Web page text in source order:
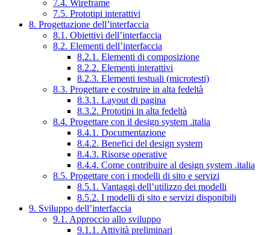
7.4. Wireframe
7.5. Prototipi interattivi
8. Progettazione dell’interfaccia
8.1. Obiettivi dell’interfaccia
8.2. Elementi dell’interfaccia
8.2.1. Elementi di composizione
8.2.2. Elementi interattivi
8.2.3. Elementi testuali (microtesti)
8.3. Progettare e costruire in alta fedeltà
8.3.1. Layout di pagina
8.3.2. Prototipi in alta fedeltà
8.4. Progettare con il design system .italia
8.4.1. Documentazione
8.4.2. Benefici del design system
8.4.3. Risorse operative
8.4.4. Come contribuire al design system .italia
8.5. Progettare con i modelli di sito e servizi
8.5.1. Vantaggi dell’utilizzo dei modelli
8.5.2. I modelli di sito e servizi disponibili
9. Sviluppo dell’interfaccia
9.1. Approccio allo sviluppo
9.1.1. Attività preliminari